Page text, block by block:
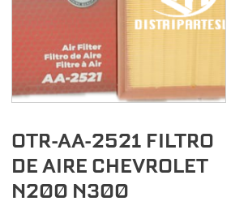
OTR-AA-2521 FILTRO
DE AIRE CHEVROLET
N200 N300